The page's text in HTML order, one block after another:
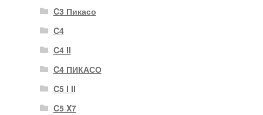
C3 Пикасо
C4
C4 II
C4 ПИКАСО
C5 I II
C5 X7